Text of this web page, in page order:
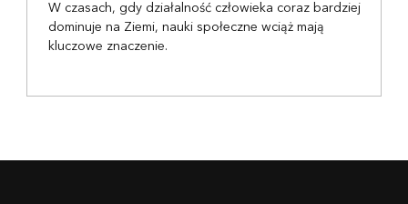
W czasach, gdy działalność człowieka coraz bardziej
dominuje na Ziemi, nauki społeczne wciąż mają
kluczowe znaczenie.